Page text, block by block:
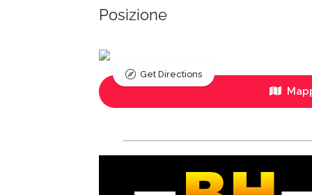
Posizione
Get Directions